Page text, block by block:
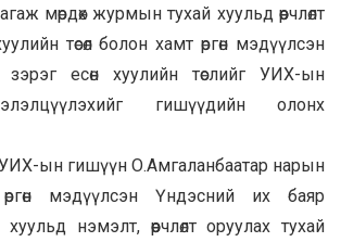
мөрдөх журмын тухай хуульд өөрчлөлт
төсөл болон хамт өргөн мэдүүлсэн
зэрэг есөн хуулийн төслийг УИХ-ын
гишүүдийн олонх
ын гишүүн О.Амгаланбаатар нарын
мэдүүлсэн Үндэсний их баяр
нэмэлт, өөрчлөлт оруулах тухай